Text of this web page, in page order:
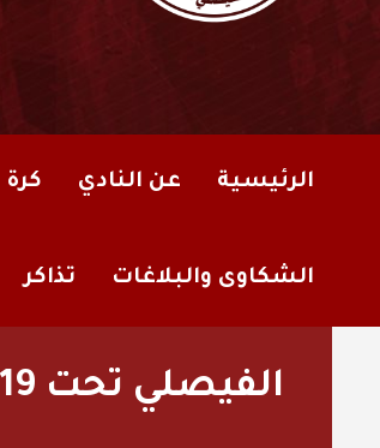
الرئيسية عن النادي كرة
الشكاوى والبلاغات تذاكر
الفيصلي تحت 19 سنة ينهي تحضيراته لمواجهة الشباب